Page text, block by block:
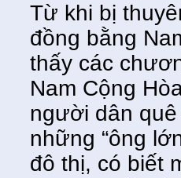
Từ khi bị
đồng bằng
thấy các
Nam Cộng
người dân
những “ông
đô thị, có biết